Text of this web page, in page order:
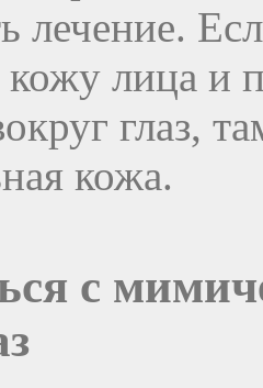
лечение.
кожу лица и
глаз,
кожа.
с